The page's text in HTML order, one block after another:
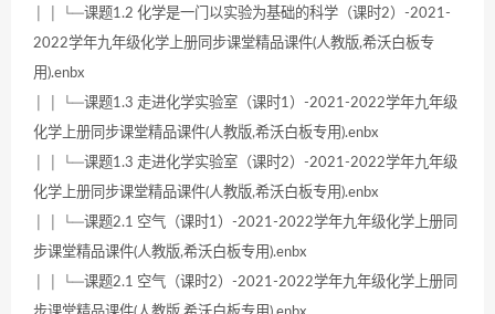
│ │ └─课题1.2 化学是一门以实验为基础的科学（课时2）-2021-
2022学年九年级化学上册同步课堂精品课件(人教版,希沃白板专
用).enbx
│ │ └─课题1.3 走进化学实验室（课时1）-2021-2022学年九年级
化学上册同步课堂精品课件(人教版,希沃白板专用).enbx
│ │ └─课题1.3 走进化学实验室（课时2）-2021-2022学年九年级
化学上册同步课堂精品课件(人教版,希沃白板专用).enbx
│ │ └─课题2.1 空气（课时1）-2021-2022学年九年级化学上册同
步课堂精品课件(人教版,希沃白板专用).enbx
│ │ └─课题2.1 空气（课时2）-2021-2022学年九年级化学上册同